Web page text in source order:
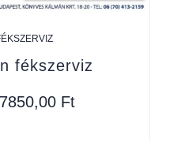
fékszerviz
Ft